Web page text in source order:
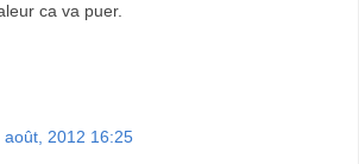
ca va puer.
août, 2012 16:25